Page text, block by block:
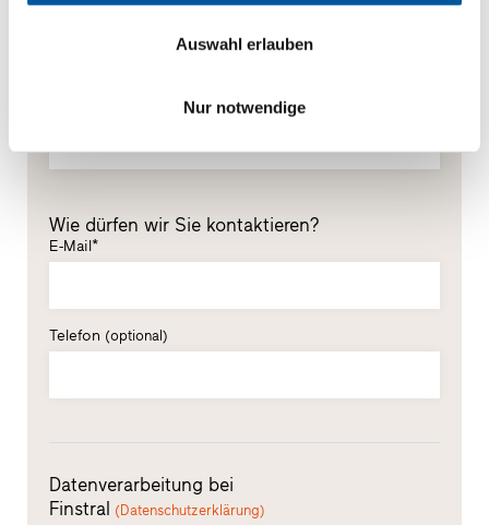
Auswahl erlauben
Nur notwendige
Wie dürfen wir Sie kontaktieren?
E-Mail*
Telefon (optional)
Datenverarbeitung bei
Finstral (Datenschutzerklärung)